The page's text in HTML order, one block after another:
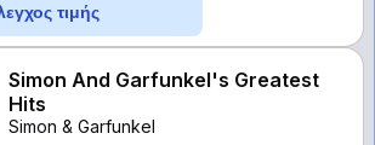
τιμής
Simon And Garfunkel's Greatest
Hits
Simon & Garfunkel